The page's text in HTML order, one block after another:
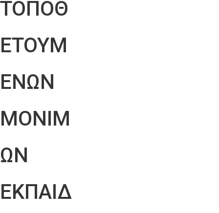
ΤΟΠΟΘ
ΕΤΟΥΜ
ΕΝΩΝ
ΜΟΝΙΜ
ΩΝ
ΕΚΠΑΙΔ